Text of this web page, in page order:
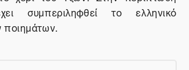
συμπεριληφθεί το ελληνικό